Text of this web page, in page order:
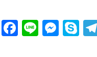
R F Li M S